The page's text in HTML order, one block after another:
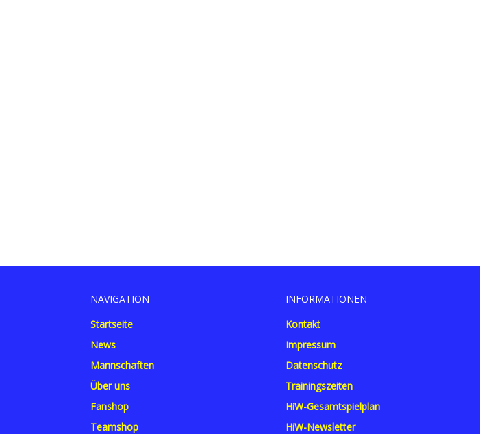
NAVIGATION
Startseite
News
Mannschaften
Über uns
Fanshop
Teamshop
INFORMATIONEN
Kontakt
Impressum
Datenschutz
Trainingszeiten
HiW-Gesamtspielplan
HiW-Newsletter